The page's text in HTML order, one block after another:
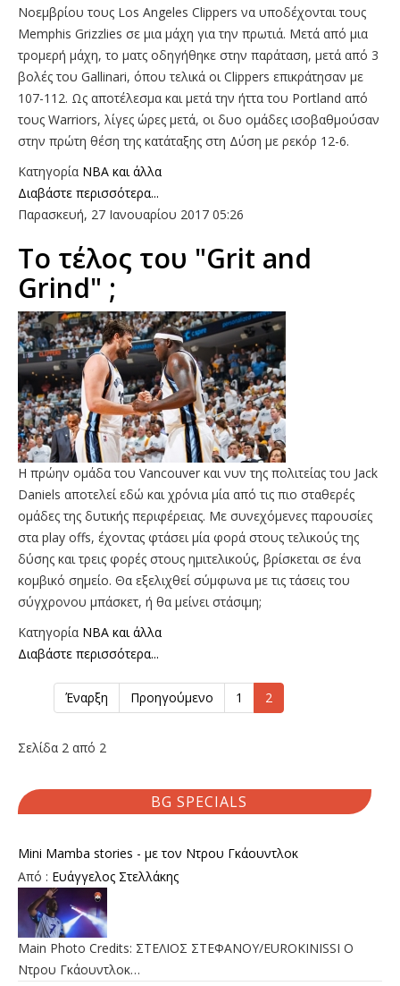
Νοεμβρίου τους Los Angeles Clippers να υποδέχονται τους
Memphis Grizzlies σε μια μάχη για την πρωτιά. Μετά από μια
τρομερή μάχη, το ματς οδηγήθηκε στην παράταση, μετά από 3
βολές του Gallinari, όπου τελικά οι Clippers επικράτησαν με
107-112. Ως αποτέλεσμα και μετά την ήττα του Portland από
τους Warriors, λίγες ώρες μετά, οι δυο ομάδες ισοβαθμούσαν
στην πρώτη θέση της κατάταξης στη Δύση με ρεκόρ 12-6.
Κατηγορία NBA και άλλα
Διαβάστε περισσότερα...
Παρασκευή, 27 Ιανουαρίου 2017 05:26
Το τέλος του "Grit and
Grind" ;
Η πρώην ομάδα του Vancouver και νυν της πολιτείας του Jack
Daniels αποτελεί εδώ και χρόνια μία από τις πιο σταθερές
ομάδες της δυτικής περιφέρειας. Με συνεχόμενες παρουσίες
στα play offs, έχοντας φτάσει μία φορά στους τελικούς της
δύσης και τρεις φορές στους ημιτελικούς, βρίσκεται σε ένα
κομβικό σημείο. Θα εξελιχθεί σύμφωνα με τις τάσεις του
σύγχρονου μπάσκετ, ή θα μείνει στάσιμη;
Κατηγορία NBA και άλλα
Διαβάστε περισσότερα...
Έναρξη Προηγούμενο 1 2
Σελίδα 2 από 2
BG SPECIALS
Mini Mamba stories - με τον Ντρου Γκάουντλοκ
Από : Ευάγγελος Στελλάκης
Main Photo Credits: ΣΤΕΛΙΟΣ ΣΤΕΦΑΝΟΥ/EUROKINISSI Ο
Ντρου Γκάουντλοκ…